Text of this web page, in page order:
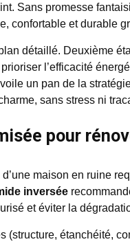
Sans promesse
confortable et durable
détaillé. Deuxième
l’efficacité
un pan de la
sans stress ni
pour
maison en ruine
inversée
et éviter la
(structure, étanchéité,